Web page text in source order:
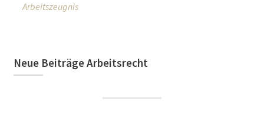
Arbeitszeugnis
Neue Beiträge Arbeitsrecht